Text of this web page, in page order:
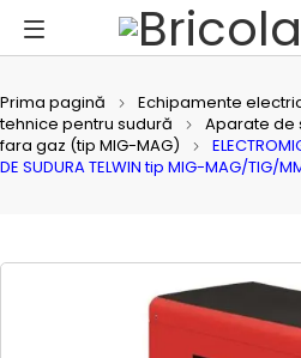
Prima pagină Echipamente
tehnice pentru sudură
Aparate de
fara gaz (tip MIG-MAG)
DE SUDURA TELWIN tip MIG-MAG/TIG/